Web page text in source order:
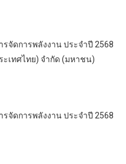
จัดการพลังงาน ประจำปี 2568
ะเทศไทย) จำกัด (มหาชน)
จัดการพลังงาน ประจำปี 2568